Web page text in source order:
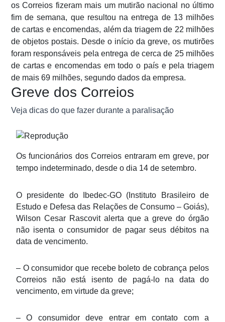
os Correios fizeram mais um mutirão nacional no último
fim de semana, que resultou na entrega de 13 milhões
de cartas e encomendas, além da triagem de 22 milhões
de objetos postais. Desde o início da greve, os mutirões
foram responsáveis pela entrega de cerca de 25 milhões
de cartas e encomendas em todo o país e pela triagem
de mais 69 milhões, segundo dados da empresa.
Greve dos Correios
Veja dicas do que fazer durante a paralisação
Os funcionários dos Correios entraram em greve, por
tempo indeterminado, desde o dia 14 de setembro.
O presidente do Ibedec-GO (Instituto Brasileiro de
Estudo e Defesa das Relações de Consumo – Goiás),
Wilson Cesar Rascovit alerta que a greve do órgão
não isenta o consumidor de pagar seus débitos na
data de vencimento.
– O consumidor que recebe boleto de cobrança pelos
Correios não está isento de pagá-lo na data do
vencimento, em virtude da greve;
– O consumidor deve entrar em contato com a